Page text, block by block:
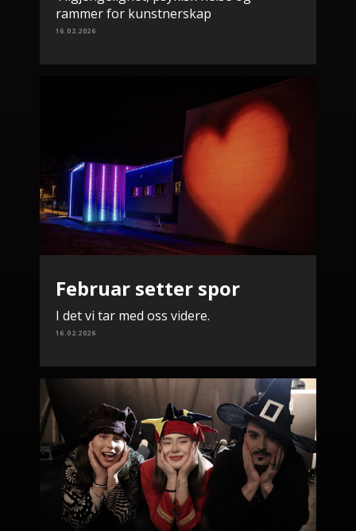
rammer for kunstnerskap
16.02.2026
Februar setter spor
I det vi tar med oss videre.
16.02.2026